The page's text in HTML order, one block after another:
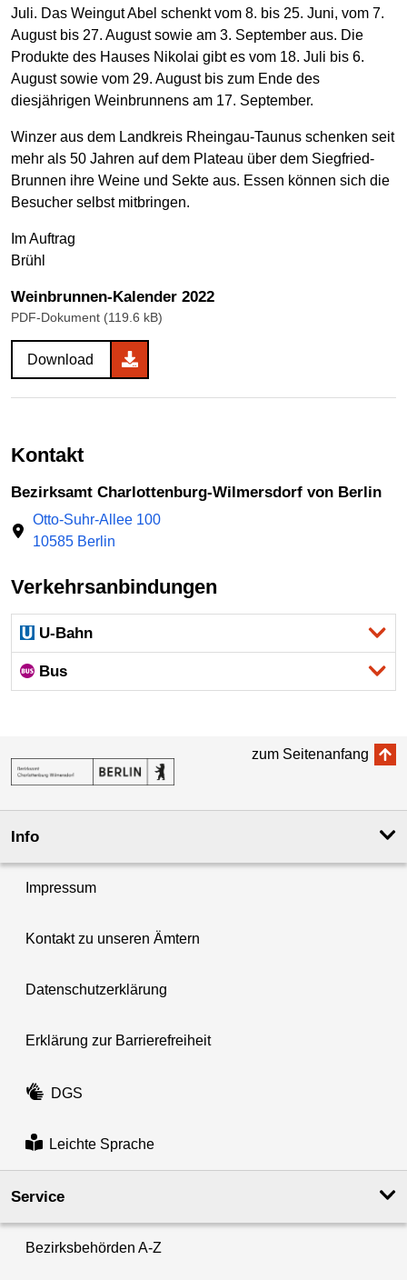
Juli. Das Weingut Abel schenkt vom 8. bis 25. Juni, vom 7.
August bis 27. August sowie am 3. September aus. Die
Produkte des Hauses Nikolai gibt es vom 18. Juli bis 6.
August sowie vom 29. August bis zum Ende des
diesjährigen Weinbrunnens am 17. September.
Winzer aus dem Landkreis Rheingau-Taunus schenken seit
mehr als 50 Jahren auf dem Plateau über dem Siegfried-
Brunnen ihre Weine und Sekte aus. Essen können sich die
Besucher selbst mitbringen.
Im Auftrag
Brühl
Weinbrunnen-Kalender 2022
PDF-Dokument (119.6 kB)
Download
Kontakt
Bezirksamt Charlottenburg-Wilmersdorf von Berlin
Otto-Suhr-Allee 100
10585 Berlin
Verkehrsanbindungen
U-Bahn
Bus
zum Seitenanfang
Info
Impressum
Kontakt zu unseren Ämtern
Datenschutzerklärung
Erklärung zur Barrierefreiheit
DGS
Leichte Sprache
Service
Bezirksbehörden A-Z